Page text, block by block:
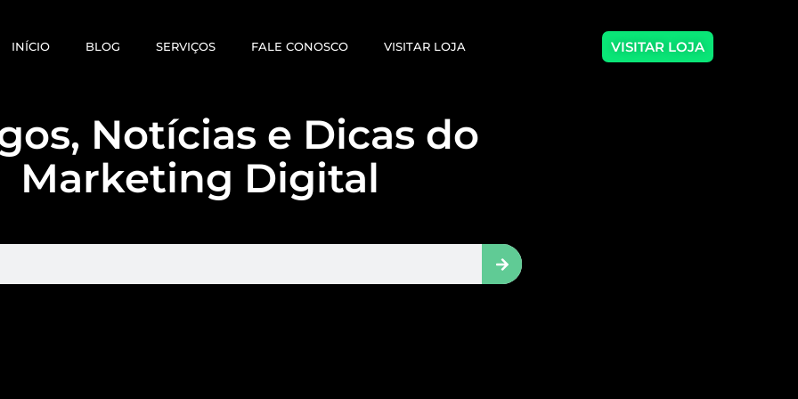
INÍCIO BLOG SERVIÇOS FALE CONOSCO VISITAR LOJA VISITAR LOJA
Notícias e Dicas do
Marketing Digital